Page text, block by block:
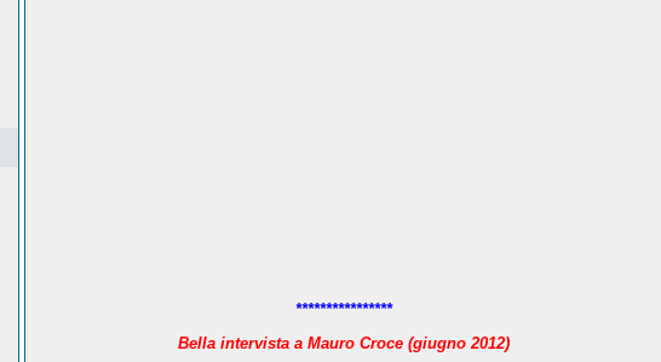
****************
Bella intervista a Mauro Croce (giugno 2012)